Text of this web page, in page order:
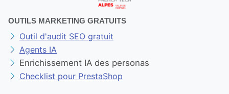
OUTILS MARKETING GRATUITS
Outil d'audit SEO gratuit
Agents IA
Enrichissement IA des personas
Checklist pour PrestaShop